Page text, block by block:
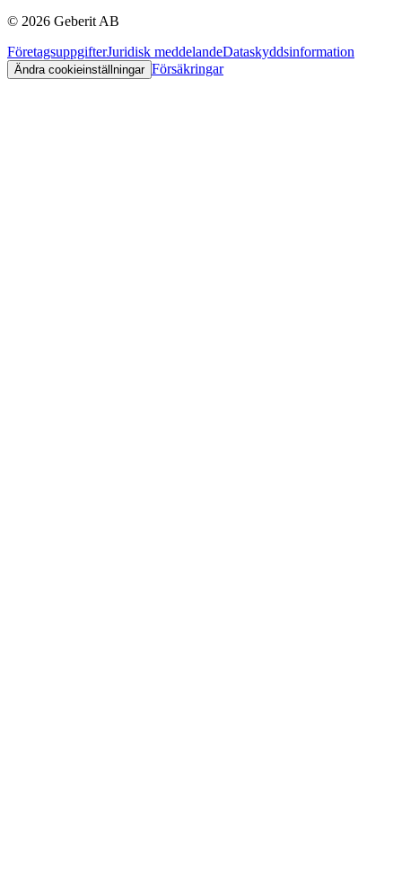
© 2026 Geberit AB
FöretagsuppgifterJuridisk meddelandeDataskyddsinformation
Ändra cookieinställningar Försäkringar